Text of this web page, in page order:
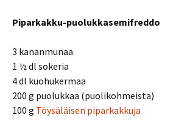
Piparkakku-puolukkasemifreddo
3 kananmunaa
1 ½ dl sokeria
4 dl kuohukermaa
200 g puolukkaa (puolikohmeista)
100 g Töysäläisen piparkakkuja